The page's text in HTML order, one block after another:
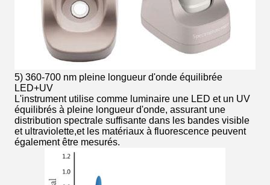
5) 360-700 nm pleine longueur d'onde équilibrée
LED+UV
L'instrument utilise comme luminaire une LED et un UV
équilibrés à pleine longueur d'onde, assurant une
distribution spectrale suffisante dans les bandes visible
et ultraviolette,et les matériaux à fluorescence peuvent
également être mesurés.